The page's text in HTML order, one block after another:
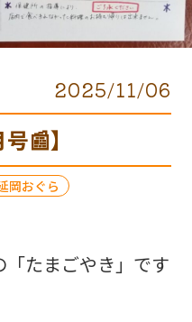
2025/11/06
📰】
岡おぐら
たまごやき」です